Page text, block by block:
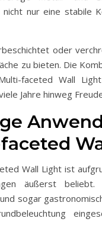
nicht nur eine stabile
oder
zu bieten. Die
faceted Wall
Jahre hinweg
Wall Light ist
äußerst
sogar